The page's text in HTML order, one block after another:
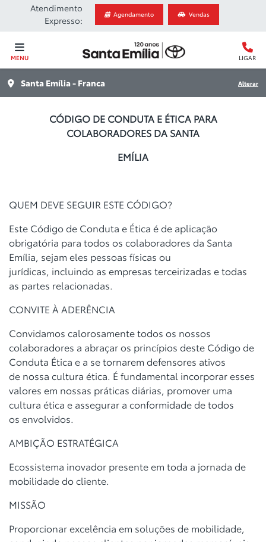
Atendimento
Expresso:
Agendamento Vendas
MENU LIGAR
Santa Emília - Franca Alterar
CÓDIGO DE CONDUTA E ÉTICA PARA
COLABORADORES DA SANTA
EMÍLIA
QUEM DEVE SEGUIR ESTE CÓDIGO?
Este Código de Conduta e Ética é de aplicação
obrigatória para todos os colaboradores da Santa
Emília, sejam eles pessoas físicas ou
jurídicas, incluindo as empresas terceirizadas e todas
as partes relacionadas.
CONVITE À ADERÊNCIA
Convidamos calorosamente todos os nossos
colaboradores a abraçar os princípios deste Código de
Conduta Ética e a se tornarem defensores ativos
de nossa cultura ética. É fundamental incorporar esses
valores em nossas práticas diárias, promover uma
cultura ética e assegurar a conformidade de todos
os envolvidos.
AMBIÇÃO ESTRATÉGICA
Ecossistema inovador presente em toda a jornada de
mobilidade do cliente.
MISSÃO
Proporcionar excelência em soluções de mobilidade,